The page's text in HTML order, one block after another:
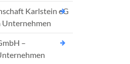
Karlstein eG
–